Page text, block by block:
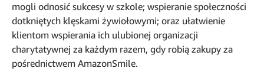
mogli odnosić sukcesy w szkole; wspieranie społeczności
dotkniętych klęskami żywiołowymi; oraz ułatwienie
klientom wspierania ich ulubionej organizacji
charytatywnej za każdym razem, gdy robią zakupy za
pośrednictwem AmazonSmile.